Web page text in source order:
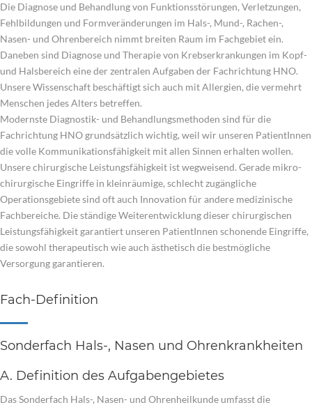
Die Diagnose und Behandlung von Funktionsstörungen, Verletzungen,
Fehlbildungen und Formveränderungen im Hals-, Mund-, Rachen-,
Nasen- und Ohrenbereich nimmt breiten Raum im Fachgebiet ein.
Daneben sind Diagnose und Therapie von Krebserkrankungen im Kopf-
und Halsbereich eine der zentralen Aufgaben der Fachrichtung HNO.
Unsere Wissenschaft beschäftigt sich auch mit Allergien, die vermehrt
Menschen jedes Alters betreffen.
Modernste Diagnostik- und Behandlungsmethoden sind für die
Fachrichtung HNO grundsätzlich wichtig, weil wir unseren PatientInnen
die volle Kommunikationsfähigkeit mit allen Sinnen erhalten wollen.
Unsere chirurgische Leistungsfähigkeit ist wegweisend. Gerade mikro-
chirurgische Eingriffe in kleinräumige, schlecht zugängliche
Operationsgebiete sind oft auch Innovation für andere medizinische
Fachbereiche. Die ständige Weiterentwicklung dieser chirurgischen
Leistungsfähigkeit garantiert unseren PatientInnen schonende Eingriffe,
die sowohl therapeutisch wie auch ästhetisch die bestmögliche
Versorgung garantieren.
Fach-Definition
Sonderfach Hals-, Nasen und Ohrenkrankheiten
A. Definition des Aufgabengebietes
Das Sonderfach Hals-, Nasen- und Ohrenheilkunde umfasst die